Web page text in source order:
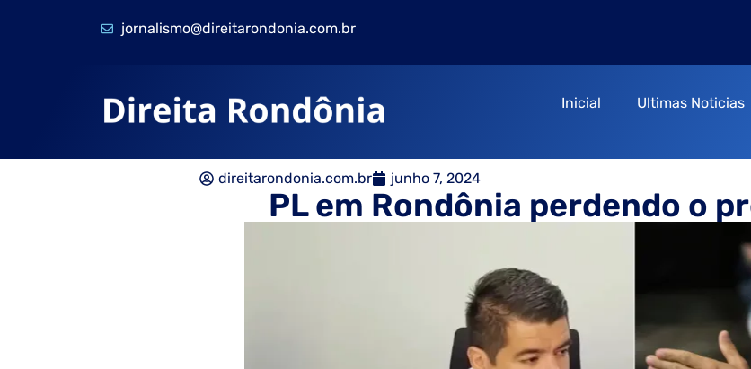
jornalismo@direitarondonia.com.br
Inicial Ultimas Noticias
direitarondonia.com.br junho 7, 2024
PL em Rondônia perdendo o